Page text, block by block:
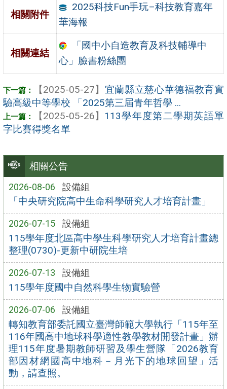
相關公告
2026-08-06 設備組
「中央研究院高中生命科學研究人才培育計畫」
2026-07-15 設備組
115學年度北區高中學生科學研究人才培育計畫總
整理(0730)-更新中研院生培
2026-07-13 設備組
115學年度國中自然科學生物實驗營
2026-07-06 設備組
轉知教育部委託國立臺灣師範大學執行「115年至
116年國高中地球科學適性教學教材開發計畫」辦
理115年度暑期教師研習及學生營隊「2026教育
部因材網國高中地科－月光下的地球回望」活
動，請查照。
相關附件
2025科技Fun手玩–科技教育嘉年
華海報
相關連結
「國中小自造教育及科技輔導中
心」臉書粉絲團
【2025-05-27】 宜蘭縣立慈心華德福教育實
驗高級中等學校 「2025第三屆青年哲學 ...
【2025-05-26】 113學年度第二學期英語單
字比賽得獎名單